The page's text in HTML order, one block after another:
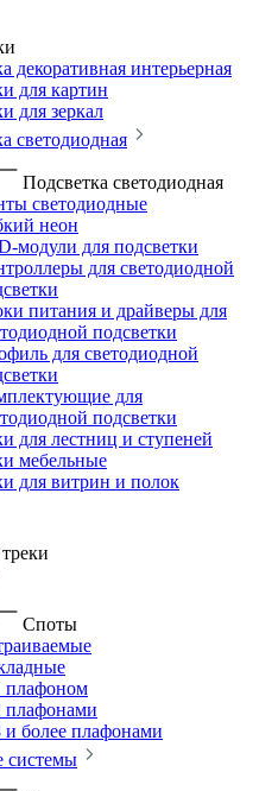
декоративная интерьерная
для картин
для зеркал
светодиодная
Подсветка светодиодная
светодиодные
неон
модули для подсветки
для светодиодной
питания и драйверы для
подсветки
для светодиодной
для
подсветки
для лестниц и ступеней
мебельные
для витрин и полок
Споты
плафоном
плафонами
более плафонами
системы